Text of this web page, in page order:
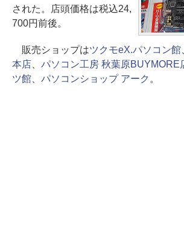
された。店頭価格は税込24,
700円前後。
販売ショップはツクモeX.パソコン館
本店、 パソコン工房 秋葉原BUYMORE
ツ館、 パソコンショップ アーク 。